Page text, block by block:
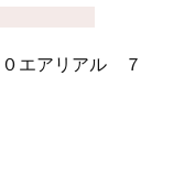
エアリアル ７